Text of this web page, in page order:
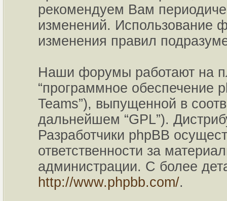
рекомендуем Вам
изменений. Использование
изменения правил
Наши форумы работают на
“программное обеспечение
Teams”), выпущенной в
дальнейшем “GPL”).
Разработчики phpBB
ответственности за
администрации. С более
http://www.phpbb.com/.